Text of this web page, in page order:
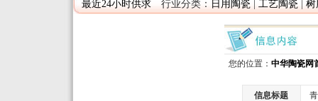
最近24小时供求行业分类： 日用陶瓷| 工艺陶瓷| 树
您的位置： 中华陶瓷网
信息标题 青